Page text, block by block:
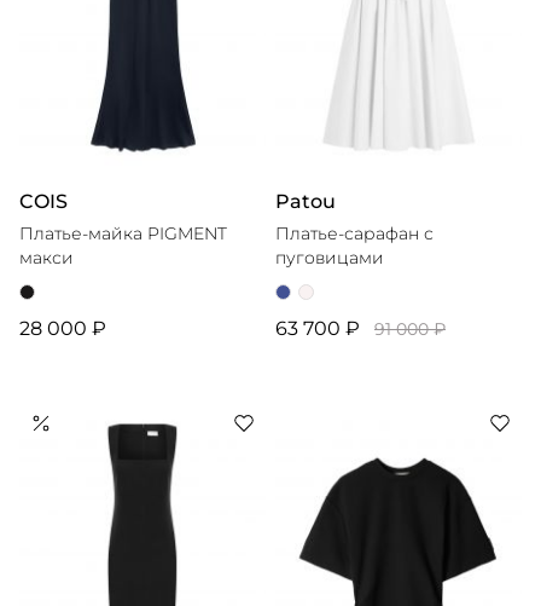
COIS
Платье-майка PIGMENT
макси
28 000 ₽
Patou
Платье-сарафан с
пуговицами
63 700 ₽ 91 000 ₽